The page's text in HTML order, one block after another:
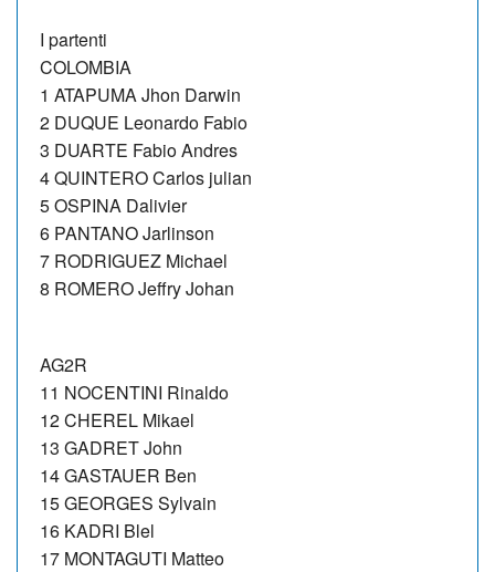
I partenti
COLOMBIA
1 ATAPUMA Jhon Darwin
2 DUQUE Leonardo Fabio
3 DUARTE Fabio Andres
4 QUINTERO Carlos julian
5 OSPINA Dalivier
6 PANTANO Jarlinson
7 RODRIGUEZ Michael
8 ROMERO Jeffry Johan
AG2R
11 NOCENTINI Rinaldo
12 CHEREL Mikael
13 GADRET John
14 GASTAUER Ben
15 GEORGES Sylvain
16 KADRI Blel
17 MONTAGUTI Matteo